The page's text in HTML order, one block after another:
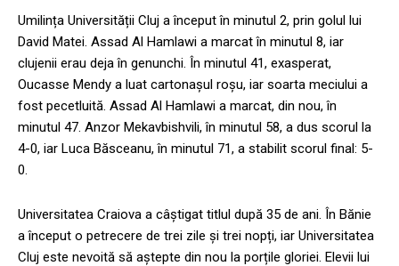
Umilința Universității Cluj a început în minutul 2, prin golul lui
David Matei. Assad Al Hamlawi a marcat în minutul 8, iar
clujenii erau deja în genunchi. În minutul 41, exasperat,
Oucasse Mendy a luat cartonașul roșu, iar soarta meciului a
fost pecetluită. Assad Al Hamlawi a marcat, din nou, în
minutul 47. Anzor Mekavbishvili, în minutul 58, a dus scorul la
4-0, iar Luca Băsceanu, în minutul 71, a stabilit scorul final: 5-
0.
Universitatea Craiova a câștigat titlul după 35 de ani. În Bănie
a început o petrecere de trei zile și trei nopți, iar Universitatea
Cluj este nevoită să aștepte din nou la porțile gloriei. Elevii lui